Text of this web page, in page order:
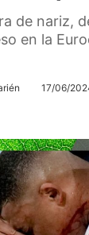
de nariz,
en la
17/06/